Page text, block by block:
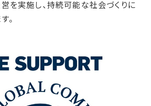
ウンロード
を実施し、持続可能な社会づくりに
。